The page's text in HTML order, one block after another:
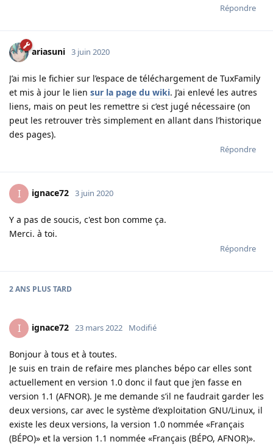
Répondre
ariasuni 3 juin 2020
J’ai mis le fichier sur l’espace de téléchargement de TuxFamily
et mis à jour le lien sur la page du wiki. J’ai enlevé les autres
liens, mais on peut les remettre si c’est jugé nécessaire (on
peut les retrouver très simplement en allant dans l’historique
des pages).
Répondre
I ignace72 3 juin 2020
Y a pas de soucis, c'est bon comme ça.
Merci. à toi.
Répondre
2 ANS PLUS TARD
I ignace72 23 mars 2022 Modifié
Bonjour à tous et à toutes.
Je suis en train de refaire mes planches bépo car elles sont
actuellement en version 1.0 donc il faut que j’en fasse en
version 1.1 (AFNOR). Je me demande s’il ne faudrait garder les
deux versions, car avec le système d’exploitation GNU/Linux, il
existe les deux versions, la version 1.0 nommée «Français
(BÉPO)» et la version 1.1 nommée «Français (BÉPO, AFNOR)».